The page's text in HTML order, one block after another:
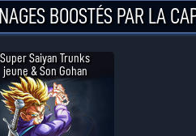
BOOSTÉS PAR LA
Super Saiyan Trunks
jeune & Son Gohan